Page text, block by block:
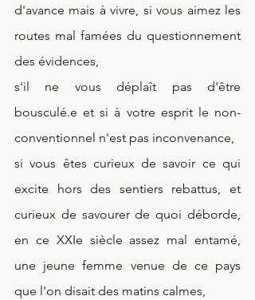
d'avance mais à vivre, si vous aimez les
routes mal famées du questionnement
des évidences,
s'il ne vous déplaît pas d'être
bousculé.e et si à votre esprit le non-
conventionnel n'est pas inconvenance,
si vous êtes curieux de savoir ce qui
excite hors des sentiers rebattus, et
curieux de savourer de quoi déborde,
en ce XXIe siècle assez mal entamé,
une jeune femme venue de ce pays
que l'on disait des matins calmes,